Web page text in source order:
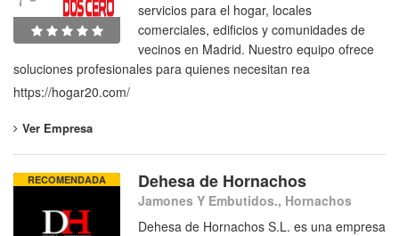
servicios para el hogar, locales
comerciales, edificios y comunidades de
vecinos en Madrid. Nuestro equipo ofrece
soluciones profesionales para quienes necesitan rea
https://hogar20.com/
Ver Empresa
RECOMENDADA Dehesa de Hornachos
Jamones Y Embutidos., Hornachos
Dehesa de Hornachos S.L. es una empresa